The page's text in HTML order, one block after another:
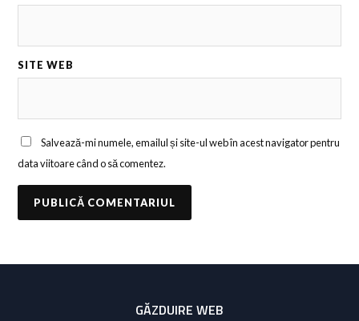
SITE WEB
Salvează-mi numele, emailul și site-ul web în acest navigator pentru
data viitoare când o să comentez.
GĂZDUIRE WEB